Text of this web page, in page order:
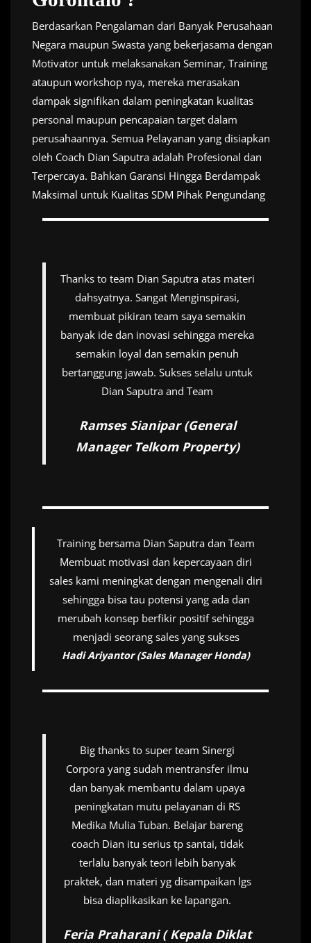
Berdasarkan Pengalaman dari Banyak Perusahaan
Negara maupun Swasta yang bekerjasama dengan
Motivator untuk melaksanakan Seminar, Training
ataupun workshop nya, mereka merasakan
dampak signifikan dalam peningkatan kualitas
personal maupun pencapaian target dalam
perusahaannya. Semua Pelayanan yang disiapkan
oleh Coach Dian Saputra adalah Profesional dan
Terpercaya. Bahkan Garansi Hingga Berdampak
Maksimal untuk Kualitas SDM Pihak Pengundang
Thanks to team Dian Saputra atas materi
dahsyatnya. Sangat Menginspirasi,
membuat pikiran team saya semakin
banyak ide dan inovasi sehingga mereka
semakin loyal dan semakin penuh
bertanggung jawab. Sukses selalu untuk
Dian Saputra and Team
Ramses Sianipar (General
Manager Telkom Property)
Training bersama Dian Saputra dan Team
Membuat motivasi dan kepercayaan diri
sales kami meningkat dengan mengenali diri
sehingga bisa tau potensi yang ada dan
merubah konsep berfikir positif sehingga
menjadi seorang sales yang sukses
Hadi Ariyantor (Sales Manager Honda)
Big thanks to super team Sinergi
Corpora yang sudah mentransfer ilmu
dan banyak membantu dalam upaya
peningkatan mutu pelayanan di RS
Medika Mulia Tuban. Belajar bareng
coach Dian itu serius tp santai, tidak
terlalu banyak teori lebih banyak
praktek, dan materi yg disampaikan lgs
bisa diaplikasikan ke lapangan.
Feria Praharani ( Kepala Diklat